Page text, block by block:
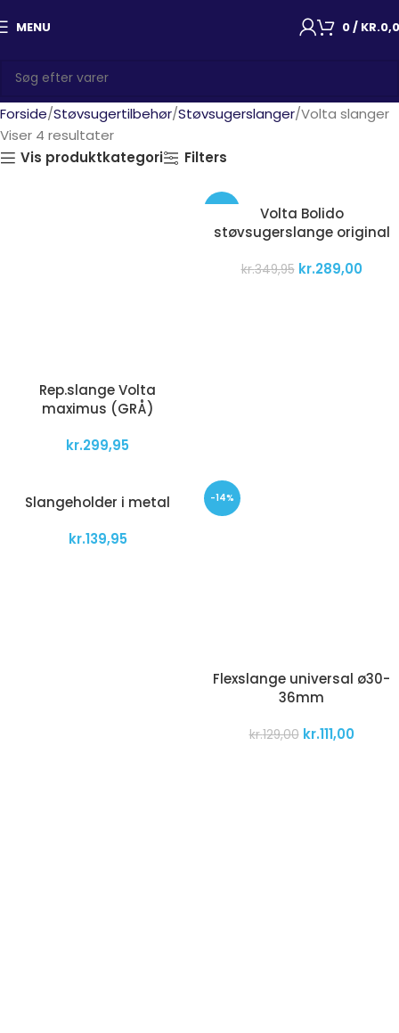
MENU 0/ KR.
Forside Støvsugertilbehør Støvsugerslanger Volta slanger
Viser 4 resultater
Vis produktkategori
Filters
Rep.slange Volta
maximus (GRÅ)
kr.299,95
Volta Bolido
støvsugerslange original
kr.349,95 kr.289,00
Slangeholder i metal
kr.139,95
-14%
Flexslange universal ø30-
36mm
kr.129,00 kr.111,00